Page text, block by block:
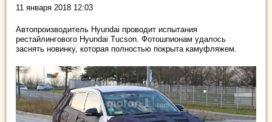
11 января 2018 12:03
Автопроизводитель Hyundai проводит испытания
рестайлингового Hyundai Tucson. Фотошпионам удалось
заснять новинку, которая полностью покрыта камуфляжем.